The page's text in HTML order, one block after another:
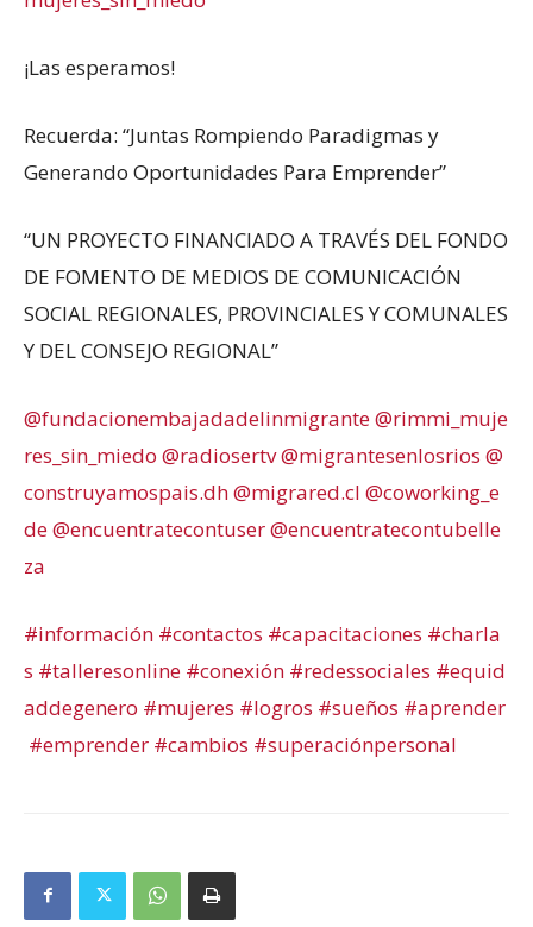
¡Las esperamos!
Recuerda: “Juntas Rompiendo Paradigmas y
Generando Oportunidades Para Emprender”
“UN PROYECTO FINANCIADO A TRAVÉS DEL FONDO
DE FOMENTO DE MEDIOS DE COMUNICACIÓN
SOCIAL REGIONALES, PROVINCIALES Y COMUNALES
Y DEL CONSEJO REGIONAL”
@fundacionembajadadelinmigrante@rimmi_muje
res_sin_miedo @radiosertv@migrantesenlosrios @
construyamospais.dh@migrared.cl @coworking_e
de@encuentratecontuser@encuentratecontubelle
za
#información #contactos #capacitaciones #charla
s #talleresonline #conexión #redessociales #equid
addegenero #mujeres #logros #sueños #aprender
#emprender #cambios #superaciónpersonal